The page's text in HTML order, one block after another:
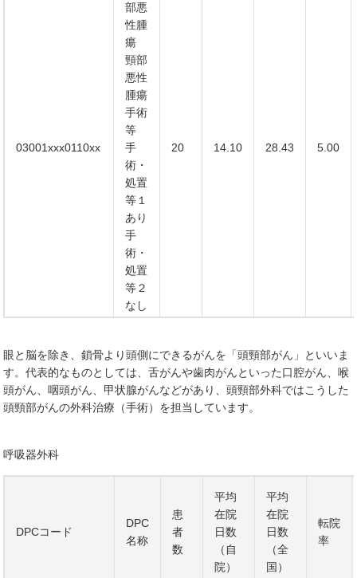
03001xxx0110xx
部悪
性腫
瘍
頸部
悪性
腫瘍
手術
等
手
術・
処置
等１
あり
手
術・
処置
等２
なし
20 14.10 28.43 5.00
眼と脳を除き、鎖骨より頭側にできるがんを「頭頸部がん」といいま
す。代表的なものとしては、舌がんや歯肉がんといった口腔がん、喉
頭がん、咽頭がん、甲状腺がんなどがあり、頭頸部外科ではこうした
頭頸部がんの外科治療（手術）を担当しています。
呼吸器外科
DPCコード
DPC
名称
患
者
数
平均
在院
日数
（自
院）
平均
在院
日数
（全
国）
転院
率